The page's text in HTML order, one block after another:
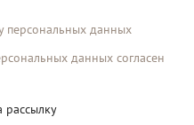
персональных данных
данных согласен
рассылку